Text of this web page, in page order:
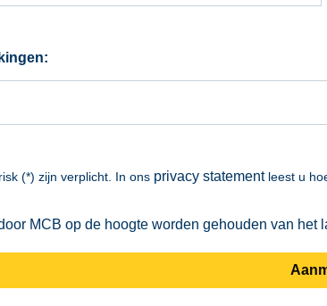
(*) zijn verplicht. In ons privacy statementleest u
MCB op de hoogte worden gehouden van